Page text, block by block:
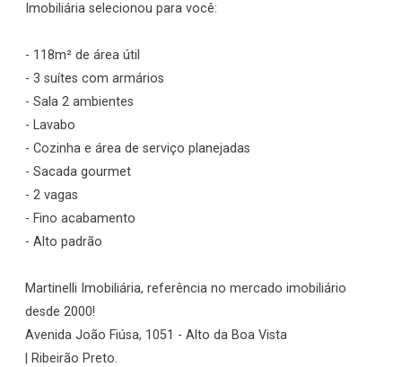
Imobiliária selecionou para você:
- 118m² de área útil
- 3 suítes com armários
- Sala 2 ambientes
- Lavabo
- Cozinha e área de serviço planejadas
- Sacada gourmet
- 2 vagas
- Fino acabamento
- Alto padrão
Martinelli Imobiliária, referência no mercado imobiliário
desde 2000!
Avenida João Fiúsa, 1051 - Alto da Boa Vista
| Ribeirão Preto.